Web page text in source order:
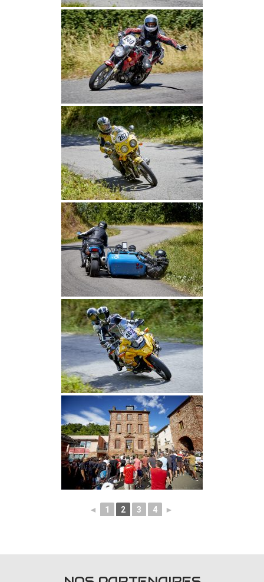
◄ 1 2 3 4 ►